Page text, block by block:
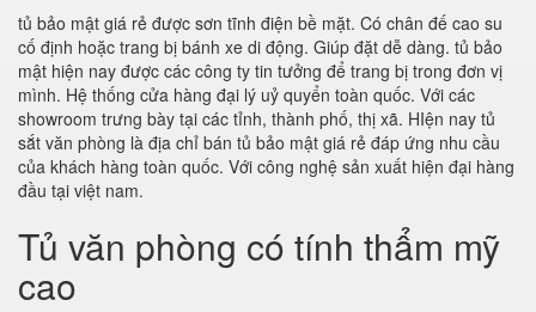
tủ bảo mật giá rẻ được sơn tĩnh điện bề mặt. Có chân đế cao su
cố định hoặc trang bị bánh xe di động. Giúp đặt dễ dàng. tủ bảo
mật hiện nay được các công ty tin tưởng để trang bị trong đơn vị
mình. Hệ thống cửa hàng đại lý uỷ quyển toàn quốc. Với các
showroom trưng bày tại các tỉnh, thành phố, thị xã. HIện nay tủ
sắt văn phòng là địa chỉ bán tủ bảo mật giá rẻ đáp ứng nhu cầu
của khách hàng toàn quốc. Với công nghệ sản xuất hiện đại hàng
đầu tại việt nam.
Tủ văn phòng có tính thẩm mỹ
cao